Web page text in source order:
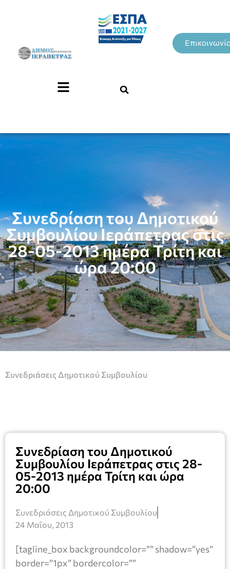
Συνεδρίαση του Δημοτικού
Συμβουλίου Ιεράπετρας στις
28-05-2013 ημέρα Τρίτη και
ώρα 20:00
Συνεδριάσεις Δημοτικού Συμβουλίου
Συνεδρίαση του Δημοτικού
Συμβουλίου Ιεράπετρας στις 28-
05-2013 ημέρα Τρίτη και ώρα
20:00
Συνεδριάσεις Δημοτικού Συμβουλίου
24 Μαΐου, 2013
[tagline_box backgroundcolor=”” shadow=”yes”
border=”1px” bordercolor=””